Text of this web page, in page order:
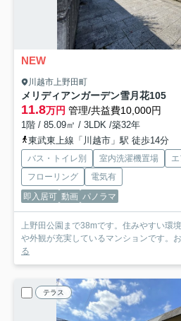
NEW
川越市上野田町
メリディアンガーデン雪月花105
11.8万円 管理/共益費10,000円
1階 / 85.09㎡ / 3LDK /築32年
東武東上線「川越市」駅 徒歩14分
バス・トイレ別 室内洗濯機置場
フローリング
電気有
即入居可 動画 パノラマ
上野田公園まで38mです。住みやすい環
や外観が充実しているマンションです。
る
テラス